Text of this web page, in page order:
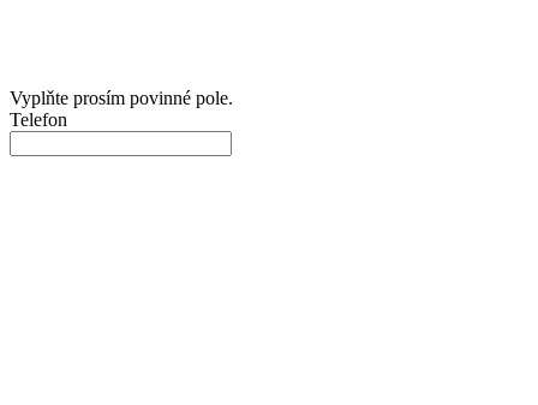
Vyplňte prosím povinné pole.
Telefon